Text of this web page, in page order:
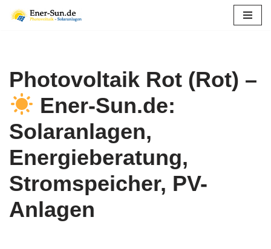
Photovoltaik Rot (Rot) –
Ener-Sun.de:
Solaranlagen,
Energieberatung,
Stromspeicher, PV-
Anlagen